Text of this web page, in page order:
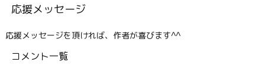
応援メッセージ
応援メッセージを頂ければ、作者が喜びます^^
コメント一覧